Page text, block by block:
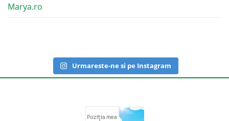
Marya.ro
Urmareste-ne si pe Instagram